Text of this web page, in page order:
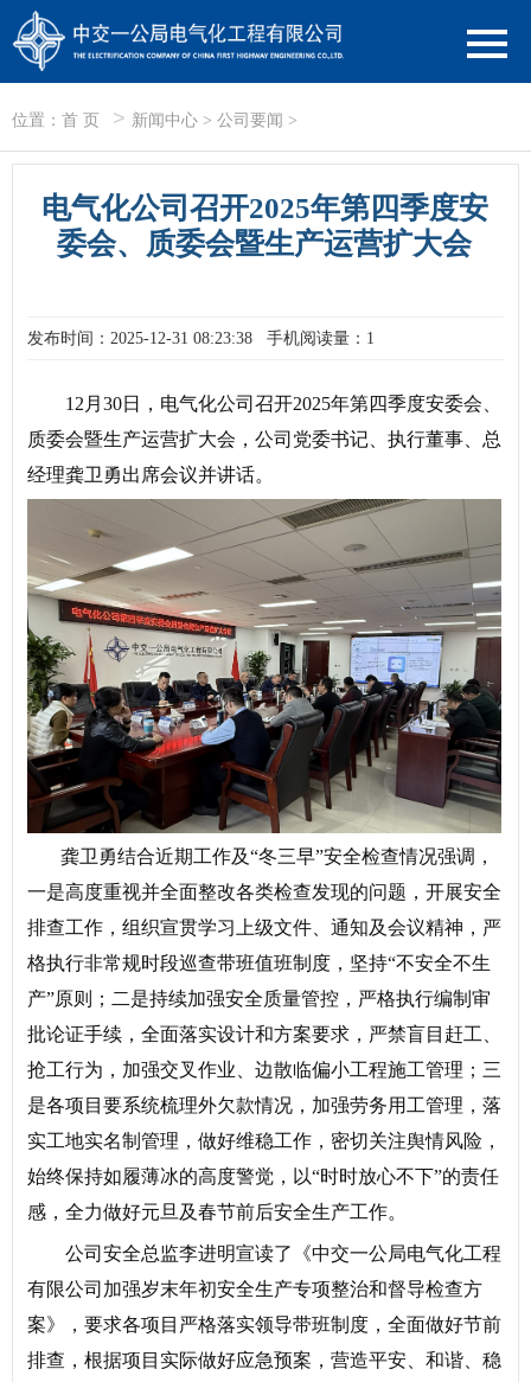
位置： 首 页 > 新闻中心 > 公司要闻 >
电气化公司召开2025年第四季度安
委会、质委会暨生产运营扩大会
发布时间：2025-12-31 08:23:38 手机阅读量：1
12月30日，电气化公司召开2025年第四季度安委会、
质委会暨生产运营扩大会，公司党委书记、执行董事、总
经理龚卫勇出席会议并讲话。
龚卫勇结合近期工作及“冬三早”安全检查情况强调，
一是高度重视并全面整改各类检查发现的问题，开展安全
排查工作，组织宣贯学习上级文件、通知及会议精神，严
格执行非常规时段巡查带班值班制度，坚持“不安全不生
产”原则；二是持续加强安全质量管控，严格执行编制审
批论证手续，全面落实设计和方案要求，严禁盲目赶工、
抢工行为，加强交叉作业、边散临偏小工程施工管理；三
是各项目要系统梳理外欠款情况，加强劳务用工管理，落
实工地实名制管理，做好维稳工作，密切关注舆情风险，
始终保持如履薄冰的高度警觉，以“时时放心不下”的责任
感，全力做好元旦及春节前后安全生产工作。
公司安全总监李进明宣读了《中交一公局电气化工程
有限公司加强岁末年初安全生产专项整治和督导检查方
案》，要求各项目严格落实领导带班制度，全面做好节前
排查，根据项目实际做好应急预案，营造平安、和谐、稳